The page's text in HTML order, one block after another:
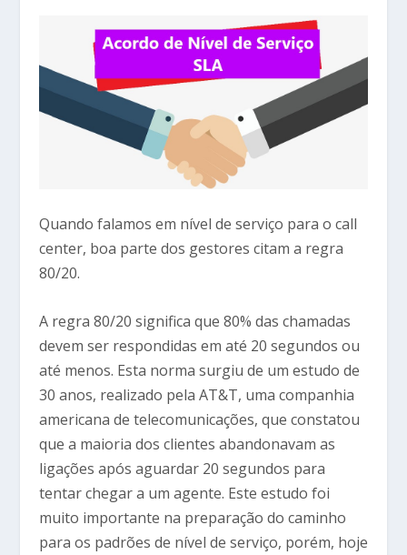
Quando falamos em nível de serviço para o call
center, boa parte dos gestores citam a regra
80/20.
A regra 80/20 significa que 80% das chamadas
devem ser respondidas em até 20 segundos ou
até menos. Esta norma surgiu de um estudo de
30 anos, realizado pela AT&T, uma companhia
americana de telecomunicações, que constatou
que a maioria dos clientes abandonavam as
ligações após aguardar 20 segundos para
tentar chegar a um agente. Este estudo foi
muito importante na preparação do caminho
para os padrões de nível de serviço, porém, hoje